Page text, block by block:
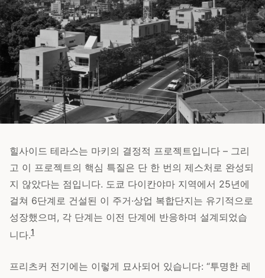
힐사이드 테라스는 마키의 결정적 프로젝트입니다 – 그리
고 이 프로젝트의 핵심 특질은 단 한 번의 제스처로 완성되
지 않았다는 점입니다. 도쿄 다이칸야마 지역에서 25년에
걸쳐 6단계로 건설된 이 주거·상업 복합단지는 유기적으로
성장했으며, 각 단계는 이전 단계에 반응하며 설계되었습
니다.1
프리츠커 전기에는 이렇게 묘사되어 있습니다: “투명한 레